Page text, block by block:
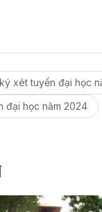
xét tuyển đại học
đại học năm 2024